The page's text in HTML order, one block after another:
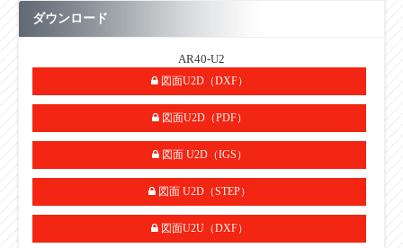
ベルト
90W・100W（※単相100V、200Vで
100Wの場合は変速のみとなります）
電源
AC100V（単相）・AC200V（単
オプション ガイド・着脱脚・ON/OFFスイッチ
ダウンロード
AR40-U2
図面U2D（DXF）
図面U2D（PDF）
図面 U2D（IGS）
図面 U2D（STEP）
図面U2U（DXF）